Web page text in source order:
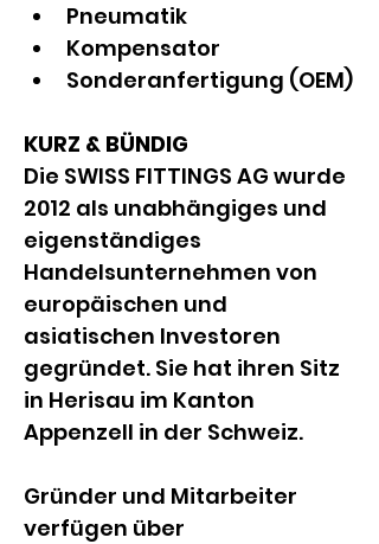
Pneumatik
Kompensator
Sonderanfertigung (OEM)
KURZ & BÜNDIG
Die SWISS FITTINGS AG wurde
2012 als unabhängiges und
eigenständiges
Handelsunternehmen von
europäischen und
asiatischen Investoren
gegründet. Sie hat ihren Sitz
in Herisau im Kanton
Appenzell in der Schweiz.
Gründer und Mitarbeiter
verfügen über